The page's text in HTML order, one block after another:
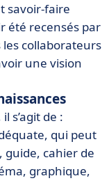
savoir-faire
été recensés par
collaborateurs
une vision
s’agit de :
qui peut
guide, cahier de
graphique,